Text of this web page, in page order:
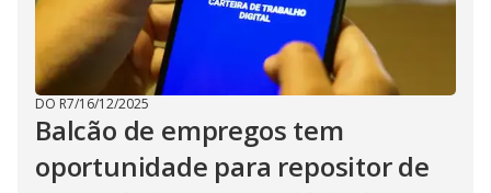
DO R7/16/12/2025
Balcão de empregos tem
oportunidade para repositor de